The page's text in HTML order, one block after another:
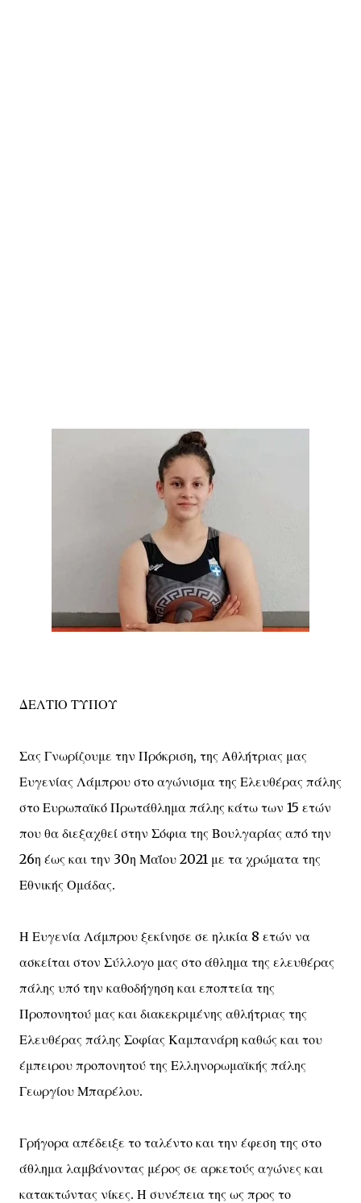
ΔΕΛΤΙΟ ΤΥΠΟΥ
Σας Γνωρίζουμε την Πρόκριση, της Αθλήτριας μας
Ευγενίας Λάμπρου στο αγώνισμα της Ελευθέρας πάλης
στο Ευρωπαϊκό Πρωτάθλημα πάλης κάτω των 15 ετών
που θα διεξαχθεί στην Σόφια της Βουλγαρίας από την
26η έως και την 30η Μαΐου 2021 με τα χρώματα της
Εθνικής Ομάδας.
Η Ευγενία Λάμπρου ξεκίνησε σε ηλικία 8 ετών να
ασκείται στον Σύλλογο μας στο άθλημα της ελευθέρας
πάλης υπό την καθοδήγηση και εποπτεία της
Προπονητού μας και διακεκριμένης αθλήτριας της
Ελευθέρας πάλης Σοφίας Καμπανάρη καθώς και του
έμπειρου προπονητού της Ελληνορωμαϊκής πάλης
Γεωργίου Μπαρέλου.
Γρήγορα απέδειξε το ταλέντο και την έφεση της στο
άθλημα λαμβάνοντας μέρος σε αρκετούς αγώνες και
κατακτώντας νίκες. Η συνέπεια της ως προς το